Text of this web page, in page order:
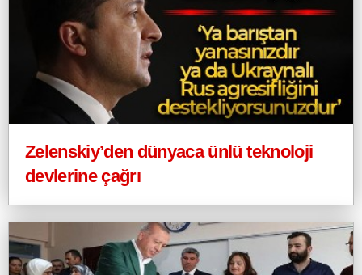
Zelenskiy’den dünyaca ünlü teknoloji
devlerine çağrı